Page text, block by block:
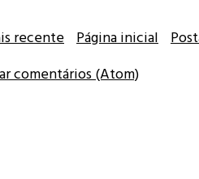
recente Página inicial
comentários (Atom)